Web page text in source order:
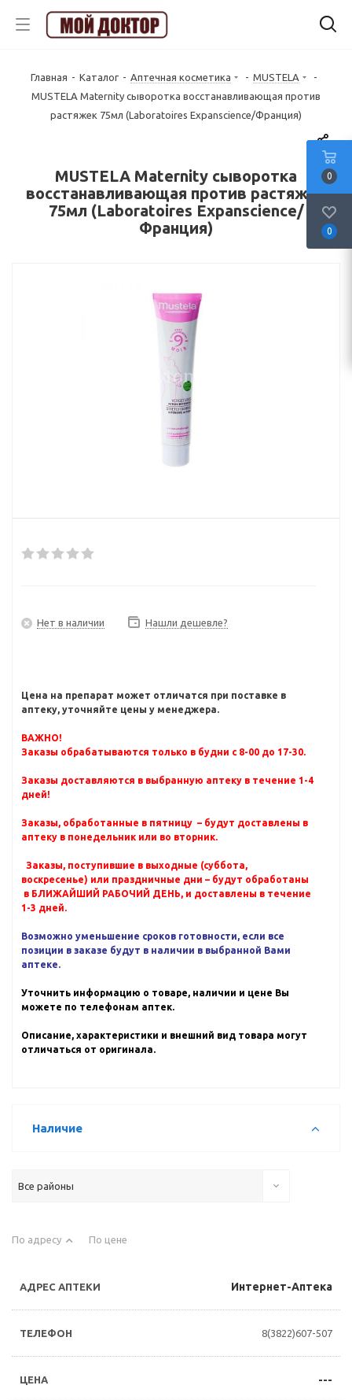
Главная - Каталог - Аптечная косметика - MUSTELA
-
MUSTELA Maternity сыворотка восстанавливающая против
растяжек 75мл (Laboratoires Expanscience/Франция)
MUSTELA Maternity сыворотка
восстанавливающая против растяжек
75мл (Laboratoires Expanscience/
Франция)
Нет в наличии Нашли дешевле?
Цена на препарат может отличатся при поставке в
аптеку, уточняйте цены у менеджера.
ВАЖНО!
Заказы обрабатываются только в будни с 8-00 до 17-30.
Заказы доставляются в выбранную аптеку в течение 1-4
дней!
Заказы, обработанные в пятницу – будут доставлены в
аптеку в понедельник или во вторник.
Заказы, поступившие в выходные (суббота,
воскресенье) или праздничные дни – будут обработаны
в БЛИЖАЙШИЙ РАБОЧИЙ ДЕНЬ, и доставлены в течение
1-3 дней.
Возможно уменьшение сроков готовности, если все
позиции в заказе будут в наличии в выбранной Вами
аптеке.
Уточнить информацию о товаре, наличии и цене Вы
можете по телефонам аптек.
Описание, характеристики и внешний вид товара могут
отличаться от оригинала.
Наличие
Все районы
По адресу По цене
Интернет-Аптека
8(3822)607-507
---
0
0